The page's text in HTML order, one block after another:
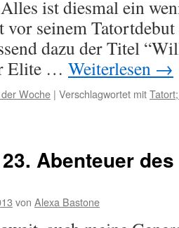
ist diesmal ein
vor seinem
dazu der Titel
Elite … Weiterlesen →
Woche | Verschlagwortet mit
Abenteuer
von Alexa Bastone